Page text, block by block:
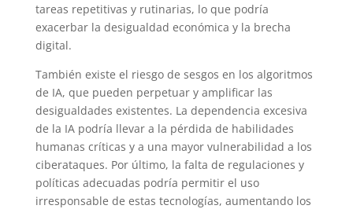
tareas repetitivas y rutinarias, lo que podría
exacerbar la desigualdad económica y la brecha
digital.
También existe el riesgo de sesgos en los algoritmos
de IA, que pueden perpetuar y amplificar las
desigualdades existentes. La dependencia excesiva
de la IA podría llevar a la pérdida de habilidades
humanas críticas y a una mayor vulnerabilidad a los
ciberataques. Por último, la falta de regulaciones y
políticas adecuadas podría permitir el uso
irresponsable de estas tecnologías, aumentando los